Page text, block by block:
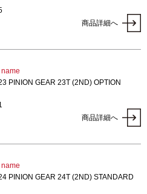
商品詳細へ
PINION GEAR 23T (2ND) OPTION
商品詳細へ
PINION GEAR 24T (2ND) STANDARD